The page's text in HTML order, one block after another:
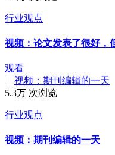
行业观点
视频：论文发表了很好，
观看
5.3万 次浏览
行业观点
视频：期刊编辑的一天